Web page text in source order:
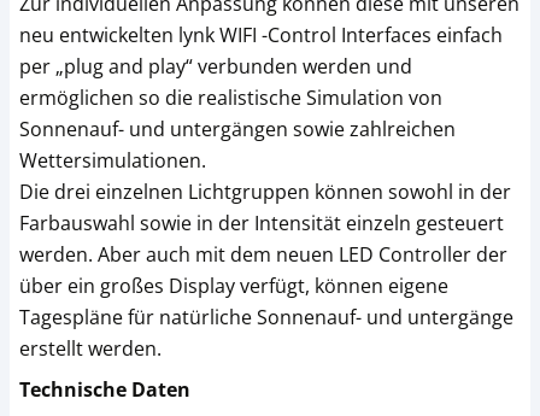
neu entwickelten lynk WIFI -Control Interfaces einfach
per „plug and play“ verbunden werden und
ermöglichen so die realistische Simulation von
Sonnenauf- und untergängen sowie zahlreichen
Wettersimulationen.
Die drei einzelnen Lichtgruppen können sowohl in der
Farbauswahl sowie in der Intensität einzeln gesteuert
werden. Aber auch mit dem neuen LED Controller der
über ein großes Display verfügt, können eigene
Tagespläne für natürliche Sonnenauf- und untergänge
erstellt werden.
Technische Daten